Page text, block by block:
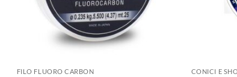
FILO FLUORO CARBON CONICI E